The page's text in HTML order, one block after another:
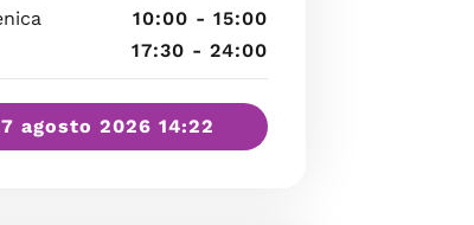
10:00 - 15:00
17:30 - 24:00
7 agosto 2026 14:22